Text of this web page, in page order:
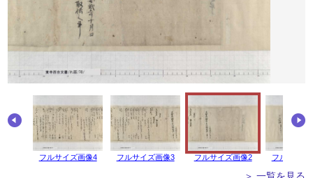
フルサイズ画像4 フルサイズ画像3 フルサイズ画像2 フルサイズ